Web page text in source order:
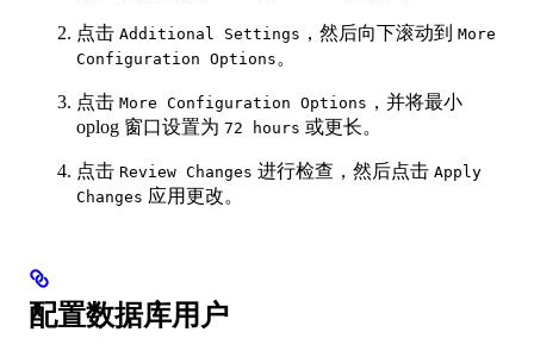
点击 Additional Settings ，然后向下滚动到 More
Configuration Options 。
点击 More Configuration Options ，并将最小
oplog 窗口设置为 72 hours 或更长。
点击 Review Changes 进行检查，然后点击 Apply
Changes 应用更改。
配置数据库用户